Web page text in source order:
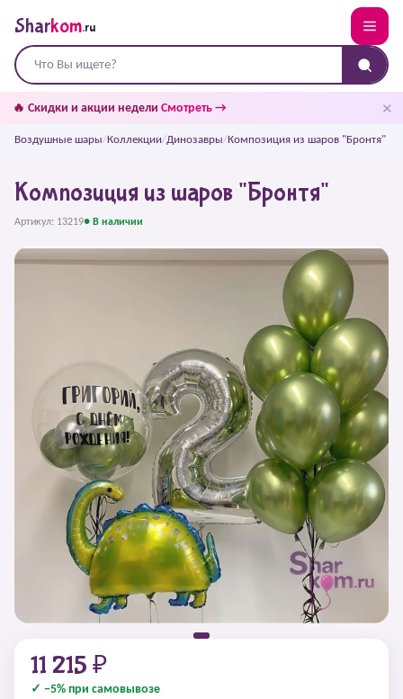
Sharkom.ru
🔥 Скидки и акции недели Смотреть → ✕
Воздушные шары/Коллекции/Динозавры/Композиция из шаров "Бронтя"
Композиция из шаров "Бронтя"
Артикул: 13219● В наличии
11 215 ₽
✓ −5% при самовывозе